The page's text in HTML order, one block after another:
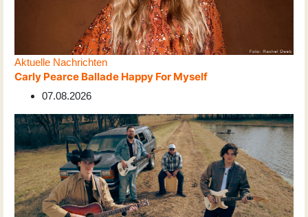
Aktuelle Nachrichten
Carly Pearce Ballade Happy For Myself
07.08.2026